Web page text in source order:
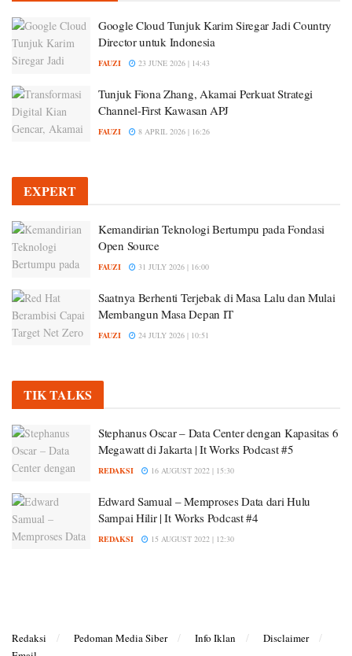
Google Cloud Tunjuk Karim Siregar Jadi Country
Director untuk Indonesia
FAUZI 23 JUNE 2026 | 14:43
Tunjuk Fiona Zhang, Akamai Perkuat Strategi
Channel-First Kawasan APJ
FAUZI 8 APRIL 2026 | 16:26
EXPERT
Kemandirian Teknologi Bertumpu pada Fondasi
Open Source
FAUZI 31 JULY 2026 | 16:00
Saatnya Berhenti Terjebak di Masa Lalu dan Mulai
Membangun Masa Depan IT
FAUZI 24 JULY 2026 | 10:51
TIK TALKS
Stephanus Oscar – Data Center dengan Kapasitas 6
Megawatt di Jakarta | It Works Podcast #5
REDAKSI 16 AUGUST 2022 | 15:30
Edward Samual – Memproses Data dari Hulu
Sampai Hilir | It Works Podcast #4
REDAKSI 15 AUGUST 2022 | 12:30
Redaksi Pedoman Media Siber Info Iklan
Disclaimer